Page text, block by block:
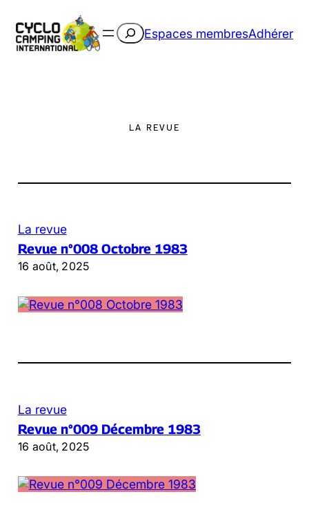
au
contenu
Rechercher
Espaces membresAdhérer
LA REVUE
La revue
Revue n°008 Octobre 1983
16 août, 2025
La revue
Revue n°009 Décembre 1983
16 août, 2025